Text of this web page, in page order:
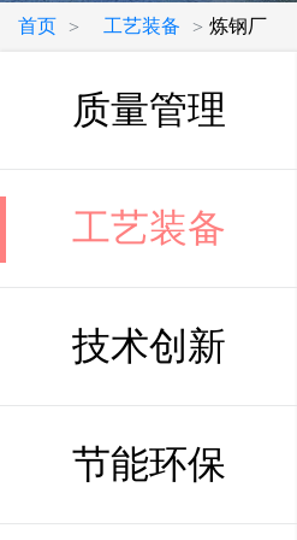
首页 > 工艺装备 > 炼钢厂
质量管理
工艺装备
技术创新
节能环保